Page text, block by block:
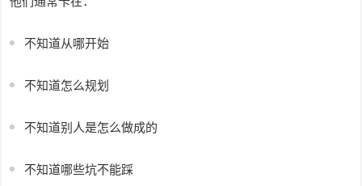
不知道从哪开始
不知道怎么规划
不知道别人是怎么做成的
不知道哪些坑不能踩